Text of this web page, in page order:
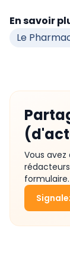
En savoir
Le
Vous
formulaire.